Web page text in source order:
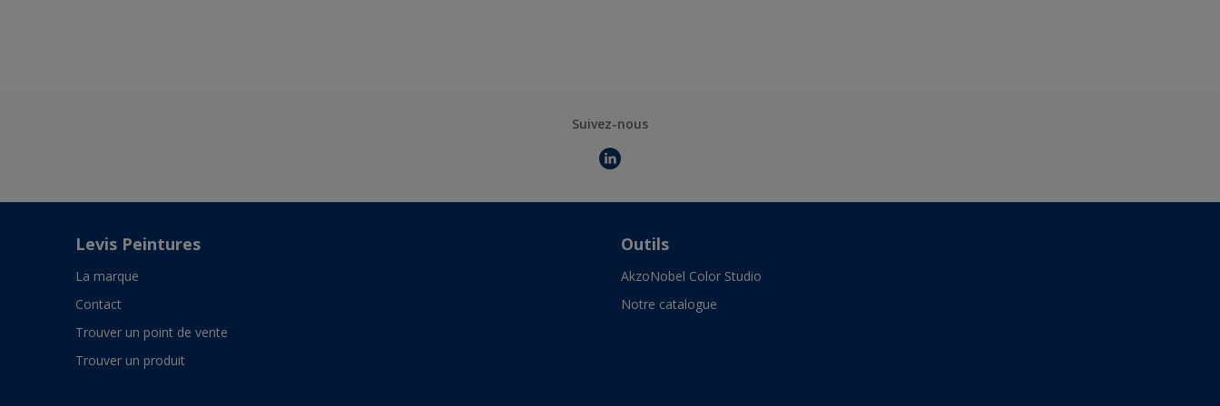
Suivez-nous
Levis Peintures
La marque
Contact
Trouver un point de vente
Trouver un produit
Outils
AkzoNobel Color Studio
Notre catalogue